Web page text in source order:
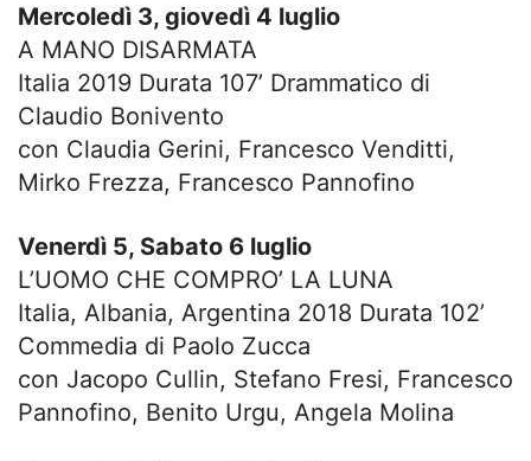
Mercoledì 3, giovedì 4 luglio
A MANO DISARMATA
Italia 2019 Durata 107’ Drammatico di
Claudio Bonivento
con Claudia Gerini, Francesco Venditti,
Mirko Frezza, Francesco Pannofino
Venerdì 5, Sabato 6 luglio
L’UOMO CHE COMPRO’ LA LUNA
Italia, Albania, Argentina 2018 Durata 102’
Commedia di Paolo Zucca
con Jacopo Cullin, Stefano Fresi, Francesco
Pannofino, Benito Urgu, Angela Molina